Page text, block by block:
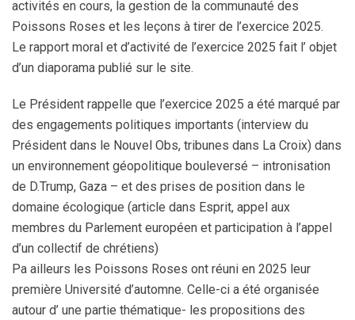
activités en cours, la gestion de la communauté des
Poissons Roses et les leçons à tirer de l’exercice 2025.
Le rapport moral et d’activité de l’exercice 2025 fait l’ objet
d’un diaporama publié sur le site.
Le Président rappelle que l’exercice 2025 a été marqué par
des engagements politiques importants (interview du
Président dans le Nouvel Obs, tribunes dans La Croix) dans
un environnement géopolitique bouleversé – intronisation
de D.Trump, Gaza – et des prises de position dans le
domaine écologique (article dans Esprit, appel aux
membres du Parlement européen et participation à l’appel
d’un collectif de chrétiens)
Pa ailleurs les Poissons Roses ont réuni en 2025 leur
première Université d’automne. Celle-ci a été organisée
autour d’ une partie thématique- les propositions des